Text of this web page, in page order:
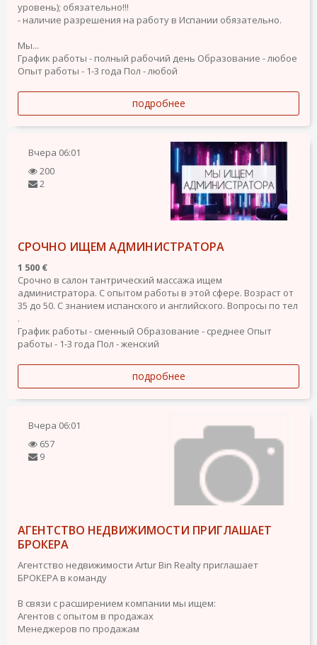
уровень); обязательно!!!
- наличие разрешения на работу в Испании обязательно.
Мы...
График работы - полный рабочий день Образование - любое
Опыт работы - 1-3 года Пол - любой
подробнее
Вчера 06:01
200
2
СРОЧНО ИЩЕМ АДМИНИСТРАТОРА
1 500 €
Срочно в салон тантрический массажа ищем
администратора. С опытом работы в этой сфере. Возраст от
35 до 50. С знанием испанского и английского. Вопросы по тел
.
График работы - сменный Образование - среднее Опыт
работы - 1-3 года Пол - женский
подробнее
Вчера 06:01
657
9
АГЕНТСТВО НЕДВИЖИМОСТИ ПРИГЛАШАЕТ
БРОКЕРА
Агентство недвижимости Artur Bin Realty приглашает
БРОКЕРА в команду
В связи с расширением компании мы ищем:
Агентов с опытом в продажах
Менеджеров по продажам